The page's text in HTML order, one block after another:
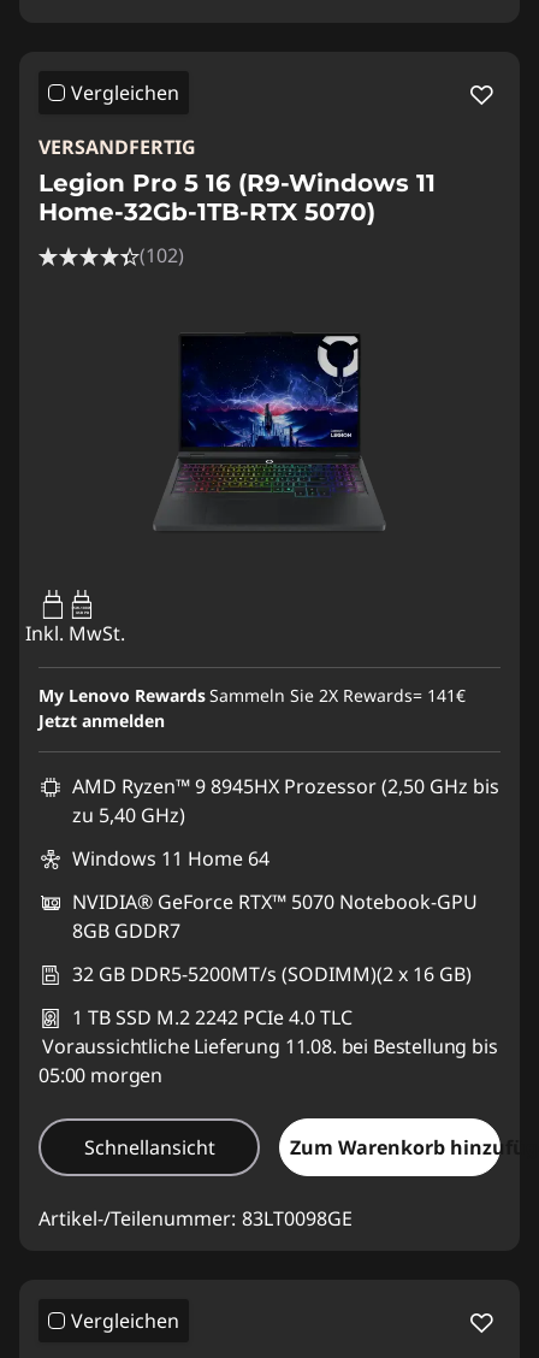
Vergleichen
VERSANDFERTIG
Legion Pro 5 16 (R9-Windows 11
Home-32Gb-1TB-RTX 5070)
(102)
65W-100W
USB PD
Inkl. MwSt.
My Lenovo RewardsSammeln Sie 2X Rewards= 141€
Jetzt anmelden
AMD Ryzen™ 9 8945HX Prozessor (2,50 GHz bis
zu 5,40 GHz)
Windows 11 Home 64
NVIDIA® GeForce RTX™ 5070 Notebook-GPU
8GB GDDR7
32 GB DDR5-5200MT/s (SODIMM)(2 x 16 GB)
1 TB SSD M.2 2242 PCIe 4.0 TLC
Voraussichtliche Lieferung 11.08. bei Bestellung bis
05:00 morgen
Schnellansicht Zum Warenkorb
Artikel-/Teilenummer: 83LT0098GE
Vergleichen